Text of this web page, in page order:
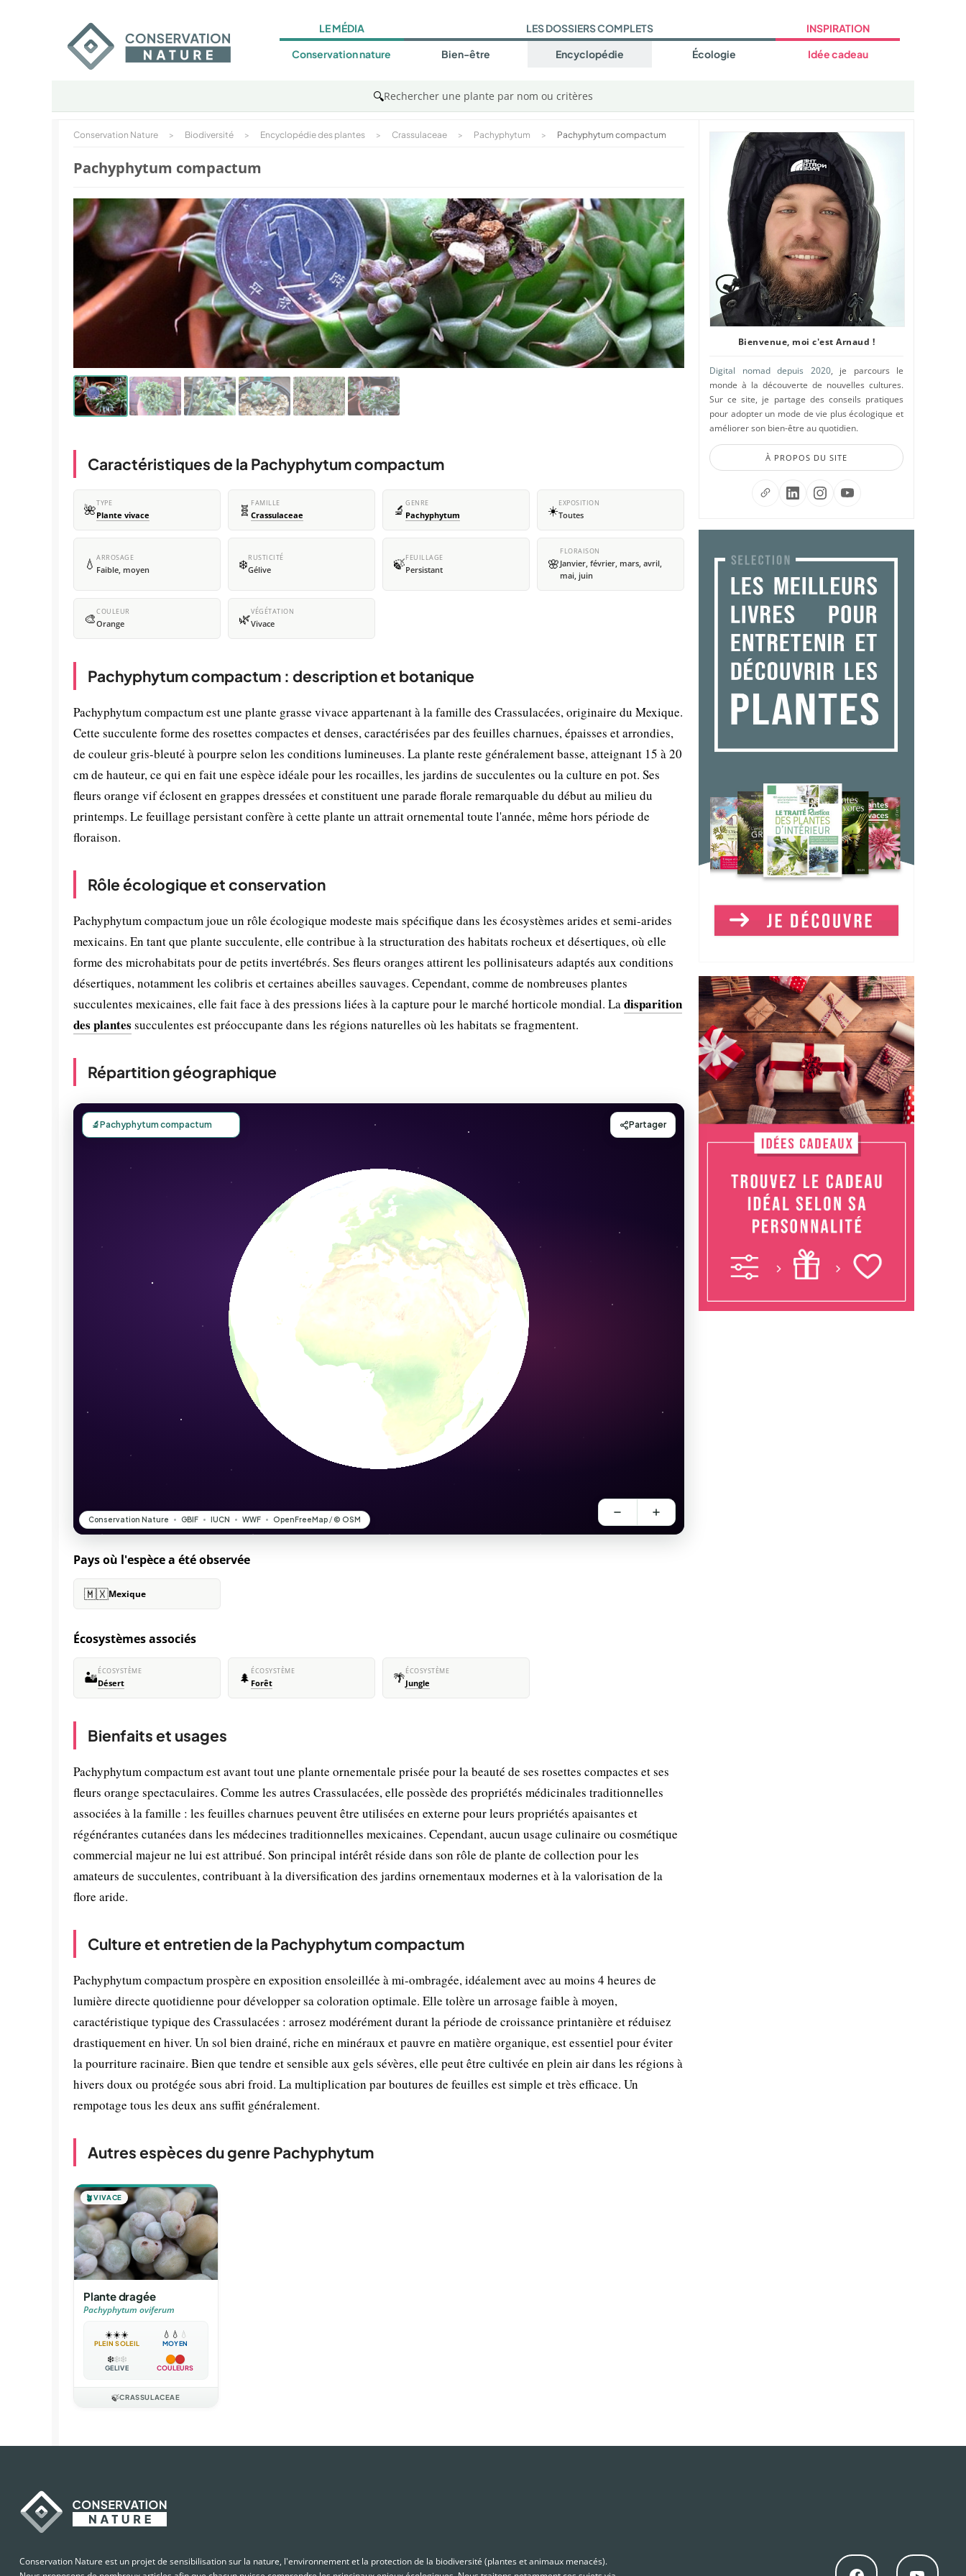
LE MÉDIA
Conservation nature
LES DOSSIERS COMPLETS
Bien-être Encyclopédie Écologie
INSPIRATION
Idée cadeau
🔍Rechercher une plante par nom ou critères
Conservation Nature > Biodiversité > Encyclopédie des plantes > Crassulaceae > Pachyphytum > Pachyphytum compactum
Pachyphytum compactum
Caractéristiques de la Pachyphytum compactum
🌺TYPE
Plante vivace 🧬 FAMILLE
Crassulaceae 🔬 GENRE
Pachyphytum ☀️EXPOSITION
Toutes
💧 ARROSAGE
Faible, moyen ❄️RUSTICITÉ
Gélive 🍃FEUILLAGE
Persistant 🌸
FLORAISON
Janvier, février, mars, avril,
mai, juin
🎨COULEUR
Orange 🌿VÉGÉTATION
Vivace
Pachyphytum compactum : description et botanique
Pachyphytum compactum est une plante grasse vivace appartenant à la famille des Crassulacées, originaire du Mexique.
Cette succulente forme des rosettes compactes et denses, caractérisées par des feuilles charnues, épaisses et arrondies,
de couleur gris-bleuté à pourpre selon les conditions lumineuses. La plante reste généralement basse, atteignant 15 à 20
cm de hauteur, ce qui en fait une espèce idéale pour les rocailles, les jardins de succulentes ou la culture en pot. Ses
fleurs orange vif éclosent en grappes dressées et constituent une parade florale remarquable du début au milieu du
printemps. Le feuillage persistant confère à cette plante un attrait ornemental toute l'année, même hors période de
floraison.
Rôle écologique et conservation
Pachyphytum compactum joue un rôle écologique modeste mais spécifique dans les écosystèmes arides et semi-arides
mexicains. En tant que plante succulente, elle contribue à la structuration des habitats rocheux et désertiques, où elle
forme des microhabitats pour de petits invertébrés. Ses fleurs oranges attirent les pollinisateurs adaptés aux conditions
désertiques, notamment les colibris et certaines abeilles sauvages. Cependant, comme de nombreuses plantes
succulentes mexicaines, elle fait face à des pressions liées à la capture pour le marché horticole mondial. Ladisparition
des plantes succulentes est préoccupante dans les régions naturelles où les habitats se fragmentent.
Répartition géographique
Pays où l'espèce a été observée
🇲🇽Mexique
Écosystèmes associés
🏜️ÉCOSYSTÈME
Désert 🌲 ÉCOSYSTÈME
Forêt 🌴ÉCOSYSTÈME
Jungle
Bienfaits et usages
Pachyphytum compactum est avant tout une plante ornementale prisée pour la beauté de ses rosettes compactes et ses
fleurs orange spectaculaires. Comme les autres Crassulacées, elle possède des propriétés médicinales traditionnelles
associées à la famille : les feuilles charnues peuvent être utilisées en externe pour leurs propriétés apaisantes et
régénérantes cutanées dans les médecines traditionnelles mexicaines. Cependant, aucun usage culinaire ou cosmétique
commercial majeur ne lui est attribué. Son principal intérêt réside dans son rôle de plante de collection pour les
amateurs de succulentes, contribuant à la diversification des jardins ornementaux modernes et à la valorisation de la
flore aride.
Culture et entretien de la Pachyphytum compactum
Pachyphytum compactum prospère en exposition ensoleillée à mi-ombragée, idéalement avec au moins 4 heures de
lumière directe quotidienne pour développer sa coloration optimale. Elle tolère un arrosage faible à moyen,
caractéristique typique des Crassulacées : arrosez modérément durant la période de croissance printanière et réduisez
drastiquement en hiver. Un sol bien drainé, riche en minéraux et pauvre en matière organique, est essentiel pour éviter
la pourriture racinaire. Bien que tendre et sensible aux gels sévères, elle peut être cultivée en plein air dans les régions à
hivers doux ou protégée sous abri froid. La multiplication par boutures de feuilles est simple et très efficace. Un
rempotage tous les deux ans suffit généralement.
Autres espèces du genre Pachyphytum
🪴VIVACE
Plante dragée
Pachyphytum oviferum
☀️☀️☀️
PLEIN SOLEIL
💧 💧 💧
MOYEN
❄️❄️❄️
GÉLIVE COULEURS
🍃CRASSULACEAE
Bienvenue, moi c'est Arnaud !
Digital nomad depuis 2020, je parcours le
monde à la découverte de nouvelles cultures.
Sur ce site, je partage des conseils pratiques
pour adopter un mode de vie plus écologique et
améliorer son bien-être au quotidien.
À PROPOS DU SITE
Conservation Nature est un projet de sensibilisation sur la nature, l'environnement et la protection de la biodiversité (plantes et animaux menacés).